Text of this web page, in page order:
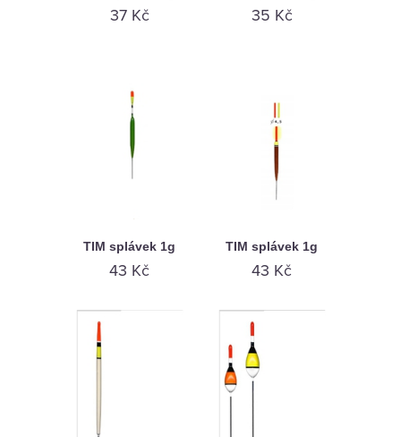
37 Kč 35 Kč
TIM splávek 1g
43 Kč
TIM splávek 1g
43 Kč